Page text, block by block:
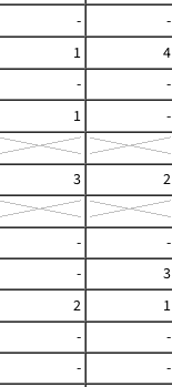
- -
1 4
- -
1 -
3 2
- -
- 3
2 1
- -
- -